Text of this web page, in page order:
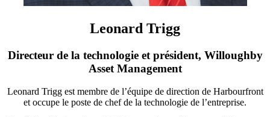
Leonard Trigg
Directeur de la technologie et président, Willoughby
Asset Management
Leonard Trigg est membre de l’équipe de direction de Harbourfront
et occupe le poste de chef de la technologie de l’entreprise.